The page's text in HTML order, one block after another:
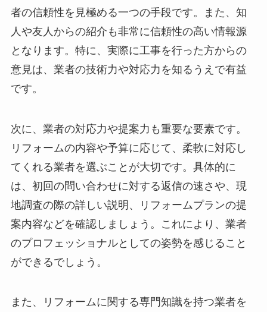
者の信頼性を見極める一つの手段です。また、知
人や友人からの紹介も非常に信頼性の高い情報源
となります。特に、実際に工事を行った方からの
意見は、業者の技術力や対応力を知るうえで有益
です。
次に、業者の対応力や提案力も重要な要素です。
リフォームの内容や予算に応じて、柔軟に対応し
てくれる業者を選ぶことが大切です。具体的に
は、初回の問い合わせに対する返信の速さや、現
地調査の際の詳しい説明、リフォームプランの提
案内容などを確認しましょう。これにより、業者
のプロフェッショナルとしての姿勢を感じること
ができるでしょう。
また、リフォームに関する専門知識を持つ業者を